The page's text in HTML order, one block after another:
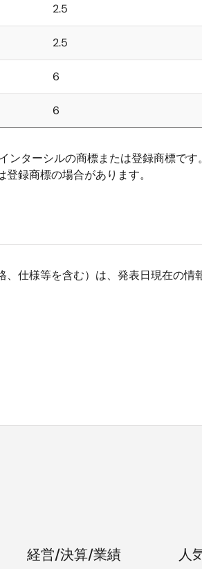
2.5
2.5
6
6
ターシルの商標または登録商標で
録商標の場合があります。
仕様等を含む）は、発表日現在の
経営/決算/業績 人